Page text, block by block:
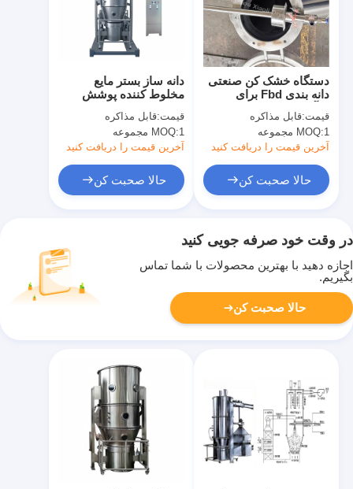
دانه ساز بستر مایع
مخلوط کننده پوشش
تولید شیمیایی خوب
قیمت:قابل مذاکره
MOQ:1 مجموعه
آخرین قیمت را دریافت کنید
حالا صحبت کن
دستگاه خشک کن صنعتی
دانه بندی Fbd برای
آرایشی و بهداشتی
قیمت:قابل مذاکره
MOQ:1 مجموعه
آخرین قیمت را دریافت کنید
حالا صحبت کن
در وقت خود صرفه جویی کنید
اجازه دهید با بهترین محصولات با شما تماس
بگیریم.
حالا صحبت کن